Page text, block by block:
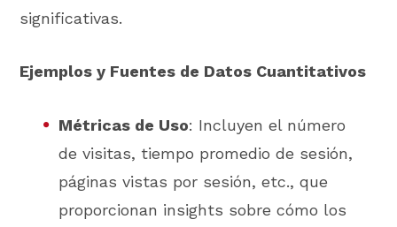
significativas.
Ejemplos y Fuentes de Datos Cuantitativos
Métricas de Uso: Incluyen el número
de visitas, tiempo promedio de sesión,
páginas vistas por sesión, etc., que
proporcionan insights sobre cómo los